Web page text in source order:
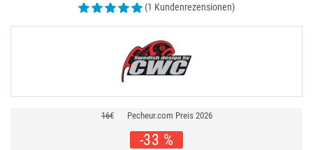
(1 Kundenrezensionen)
16€ Pecheur.com Preis 2026
-33 %